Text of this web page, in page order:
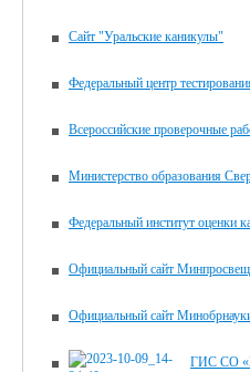
Сайт "Уральские каникулы"
Федеральный центр
Всероссийские проверочные
Министерство образования
Федеральный институт оценки
Официальный сайт
Официальный сайт
ГИС СО